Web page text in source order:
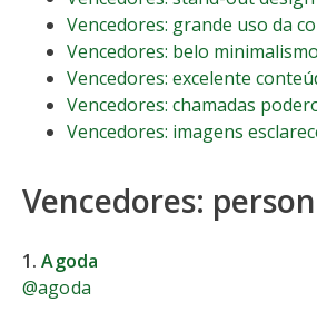
Vencedores: grande uso da
Vencedores: belo minimalismo
Vencedores: excelente
Vencedores: chamadas
Vencedores: imagens
Vencedores:
1.Agoda
@agoda